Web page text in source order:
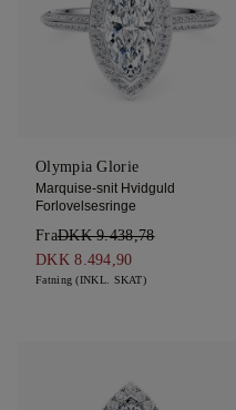
Olympia Glorie
Marquise-snit Hvidguld
Forlovelsesringe
FraDKK 9.438,78
DKK 8.494,90
Fatning (INKL. SKAT)